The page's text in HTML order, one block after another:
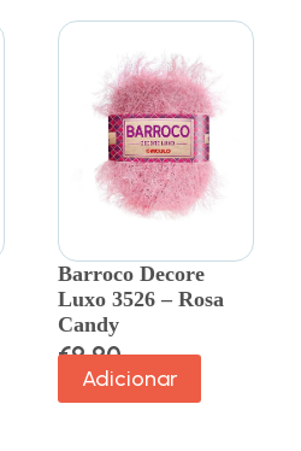
Barroco Decore
Luxo 3526 – Rosa
Candy
€9.90
Adicionar